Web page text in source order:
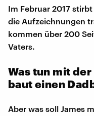
Im Februar 2017
die Aufzeichnungen
kommen über 200
Vaters.
Was tun mit
baut einen
Aber was soll James